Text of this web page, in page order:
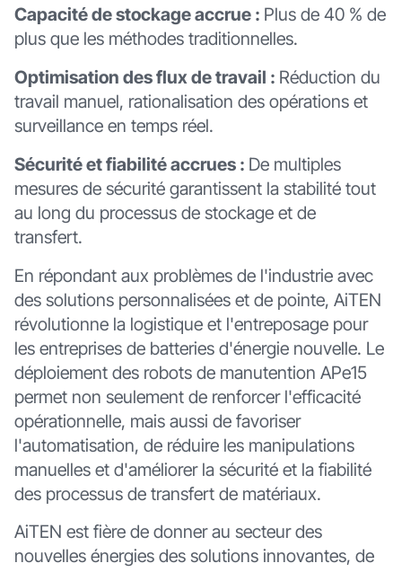
Capacité de stockage accrue : Plus de 40 % de
plus que les méthodes traditionnelles.
Optimisation des flux de travail : Réduction du
travail manuel, rationalisation des opérations et
surveillance en temps réel.
Sécurité et fiabilité accrues : De multiples
mesures de sécurité garantissent la stabilité tout
au long du processus de stockage et de
transfert.
En répondant aux problèmes de l'industrie avec
des solutions personnalisées et de pointe, AiTEN
révolutionne la logistique et l'entreposage pour
les entreprises de batteries d'énergie nouvelle. Le
déploiement des robots de manutention APe15
permet non seulement de renforcer l'efficacité
opérationnelle, mais aussi de favoriser
l'automatisation, de réduire les manipulations
manuelles et d'améliorer la sécurité et la fiabilité
des processus de transfert de matériaux.
AiTEN est fière de donner au secteur des
nouvelles énergies des solutions innovantes, de